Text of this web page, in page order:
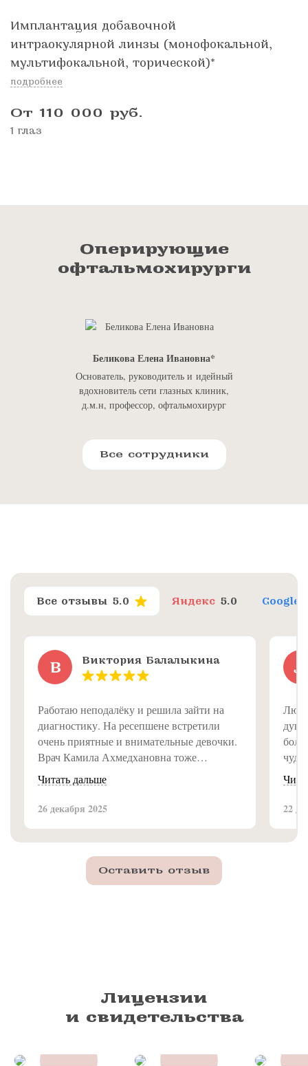
Имплантация добавочной
интраокулярной линзы (монофокальной,
мультифокальной, торической)*
подробнее
От 110 000 руб.
1 глаз
Оперирующие
офтальмохирурги
Беликова Елена Ивановна
Основатель, руководитель и идейный
вдохновитель сети глазных клиник,
д.м.н, профессор, офтальмохирург
Все сотрудники
Все отзывы 5.0 Яндекс 5.0 Google
В Виктория Балалыкина
Работаю неподалёку и решила зайти на
диагностику. На ресепшене встретили
очень приятные и внимательные девочки.
Врач Камила Ахмедхановна тоже
замечательная, всё объяснила доступно и
подробно. Впечатление от клиники самое
приятное, рекомендую!
Читать дальше
26 декабря 2025
Л
22
Оставить отзыв
Лицензии
и свидетельства